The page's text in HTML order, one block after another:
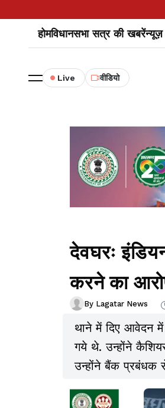
होमविधानसभा सत्र की खबरेंन्यूज़
Live वीडियो
देवघरः
करने का
By Lagatar News
थाने में दिए आवेदन
गये थे. उन्होंने
उन्होंने बैंक प्रबंधक